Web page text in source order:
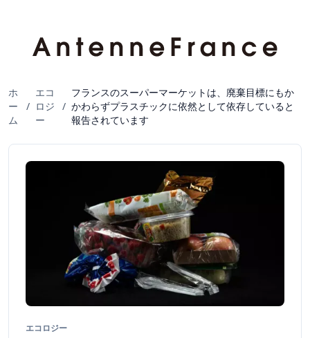
ホ
ー
ム
/
エコ
ロジ
ー
/
フランスのスーパーマーケットは、廃棄目標にもか
かわらずプラスチックに依然として依存していると
報告されています
エコロジー